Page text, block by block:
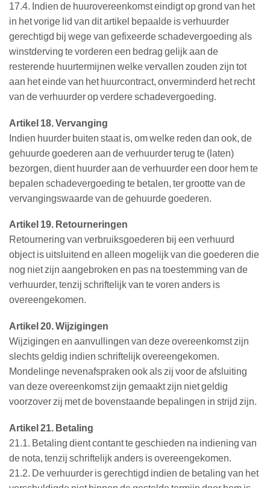
17.4. Indien de huurovereenkomst eindigt op grond van het
in het vorige lid van dit artikel bepaalde is verhuurder
gerechtigd bij wege van gefixeerde schadevergoeding als
winstderving te vorderen een bedrag gelijk aan de
resterende huurtermijnen welke vervallen zouden zijn tot
aan het einde van het huurcontract, onverminderd het recht
van de verhuurder op verdere schadevergoeding.
Artikel 18. Vervanging
Indien huurder buiten staat is, om welke reden dan ook, de
gehuurde goederen aan de verhuurder terug te (laten)
bezorgen, dient huurder aan de verhuurder een door hem te
bepalen schadevergoeding te betalen, ter grootte van de
vervangingswaarde van de gehuurde goederen.
Artikel 19. Retourneringen
Retournering van verbruiksgoederen bij een verhuurd
object is uitsluitend en alleen mogelijk van die goederen die
nog niet zijn aangebroken en pas na toestemming van de
verhuurder, tenzij schriftelijk van te voren anders is
overeengekomen.
Artikel 20. Wijzigingen
Wijzigingen en aanvullingen van deze overeenkomst zijn
slechts geldig indien schriftelijk overeengekomen.
Mondelinge nevenafspraken ook als zij voor de afsluiting
van deze overeenkomst zijn gemaakt zijn niet geldig
voorzover zij met de bovenstaande bepalingen in strijd zijn.
Artikel 21. Betaling
21.1. Betaling dient contant te geschieden na indiening van
de nota, tenzij schriftelijk anders is overeengekomen.
21.2. De verhuurder is gerechtigd indien de betaling van het